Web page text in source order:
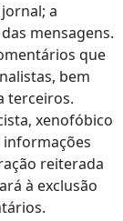
a
mensagens.
que
bem
terceiros.
xenofóbico
reiterada
à exclusão